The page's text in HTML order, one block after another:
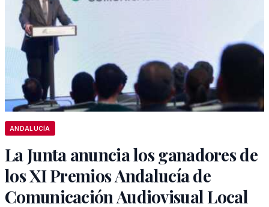
ANDALUCÍA
La Junta anuncia los ganadores de
los XI Premios Andalucía de
Comunicación Audiovisual Local